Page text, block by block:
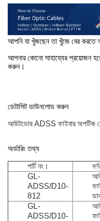
আপনি যা খুঁজছেন তা খুঁজে বের করতে
আপনার কোনো সাহায্যের প্রয়োজন
করুন।
ডেটাসিট ডাউনলোড করুন
আউটডোর ADSS ফাইবার অপটিক
অর্ডারিং তথ্য
পার্ট নং।
GL-
ADSS/D10-
812
GL-
ADSS/D10-